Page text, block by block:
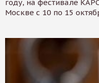
году, на фестивале
Москве с 10 по 15